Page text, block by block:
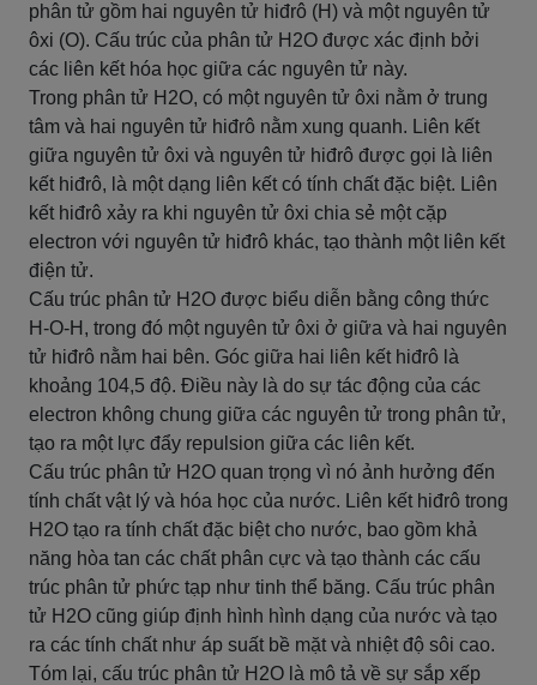
phân tử gồm hai nguyên tử hiđrô (H) và một nguyên tử
ôxi (O). Cấu trúc của phân tử H2O được xác định bởi
các liên kết hóa học giữa các nguyên tử này.
Trong phân tử H2O, có một nguyên tử ôxi nằm ở trung
tâm và hai nguyên tử hiđrô nằm xung quanh. Liên kết
giữa nguyên tử ôxi và nguyên tử hiđrô được gọi là liên
kết hiđrô, là một dạng liên kết có tính chất đặc biệt. Liên
kết hiđrô xảy ra khi nguyên tử ôxi chia sẻ một cặp
electron với nguyên tử hiđrô khác, tạo thành một liên kết
điện tử.
Cấu trúc phân tử H2O được biểu diễn bằng công thức
H-O-H, trong đó một nguyên tử ôxi ở giữa và hai nguyên
tử hiđrô nằm hai bên. Góc giữa hai liên kết hiđrô là
khoảng 104,5 độ. Điều này là do sự tác động của các
electron không chung giữa các nguyên tử trong phân tử,
tạo ra một lực đẩy repulsion giữa các liên kết.
Cấu trúc phân tử H2O quan trọng vì nó ảnh hưởng đến
tính chất vật lý và hóa học của nước. Liên kết hiđrô trong
H2O tạo ra tính chất đặc biệt cho nước, bao gồm khả
năng hòa tan các chất phân cực và tạo thành các cấu
trúc phân tử phức tạp như tinh thể băng. Cấu trúc phân
tử H2O cũng giúp định hình hình dạng của nước và tạo
ra các tính chất như áp suất bề mặt và nhiệt độ sôi cao.
Tóm lại, cấu trúc phân tử H2O là mô tả về sự sắp xếp